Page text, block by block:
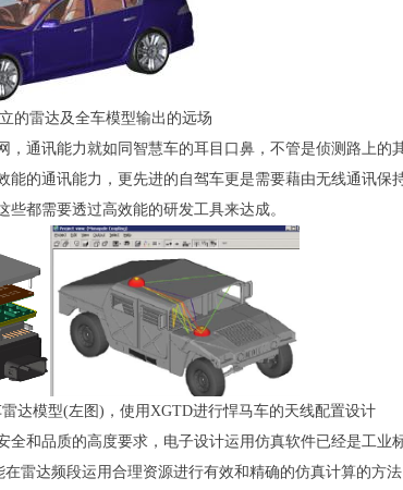
的雷达及全车模型输出的远场
，通讯能力就如同智慧车的耳目口鼻，不管是侦测路上
能的通讯能力，更先进的自驾车更是需要藉由无线通讯
些都需要透过高效能的研发工具来达成。
达模型(左图)，使用XGTD进行悍马车的天线配置设计
全和品质的高度要求，电子设计运用仿真软件已经是工
在雷达频段运用合理资源进行有效和精确的仿真计算的方